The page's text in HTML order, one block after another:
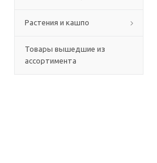
Растения и кашпо
Товары вышедшие из
ассортимента